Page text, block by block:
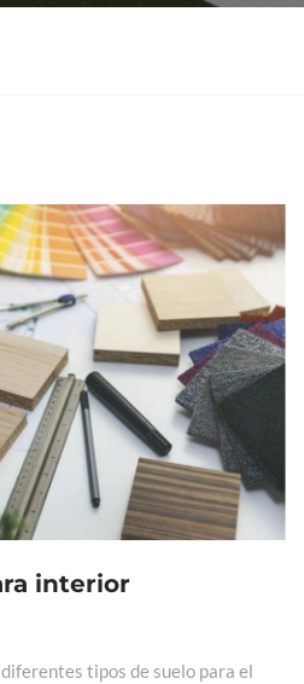
interior
tipos de suelo para el